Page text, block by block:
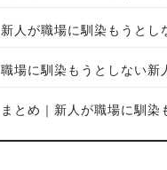
新人が職場に馴染もうとし
職場に馴染もうとしない新
まとめ｜新人が職場に馴